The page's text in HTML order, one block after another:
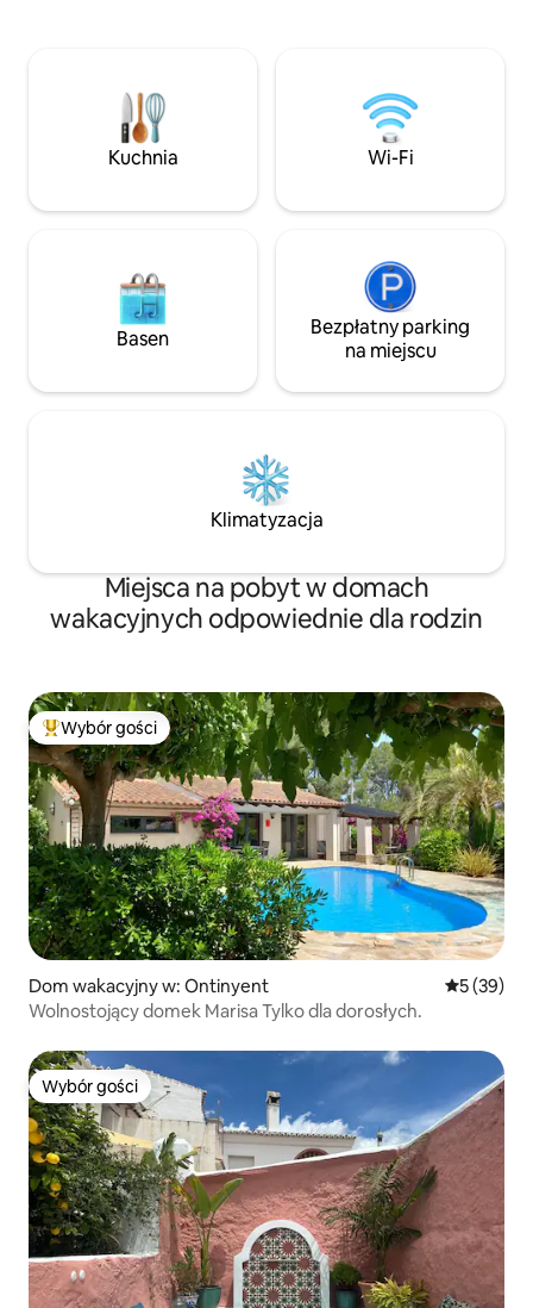
widokiem na Morze Śródziemne. W pełni
wyposażona kuchnia, udogodnienia na
plaży, dostępna deska SUP. Pieszo do
plaży, starego miasta, sklepów
potrzebny
Colmenar, gdzie
supermarkety,
45 minut od
Kuchnia Wi-Fi
Basen
Bezpłatny parking
na miejscu
Klimatyzacja
Miejsca na pobyt w domach
wakacyjnych odpowiednie dla rodzin
Najpopularniejsze z kategorii Wybór gości
Wybór gości
Dom wakacyjny w: Ontinyent Średnia
5 (39)
Wolnostojący domek Marisa Tylko dla dorosłych.
Wybór gości
Wybór gości